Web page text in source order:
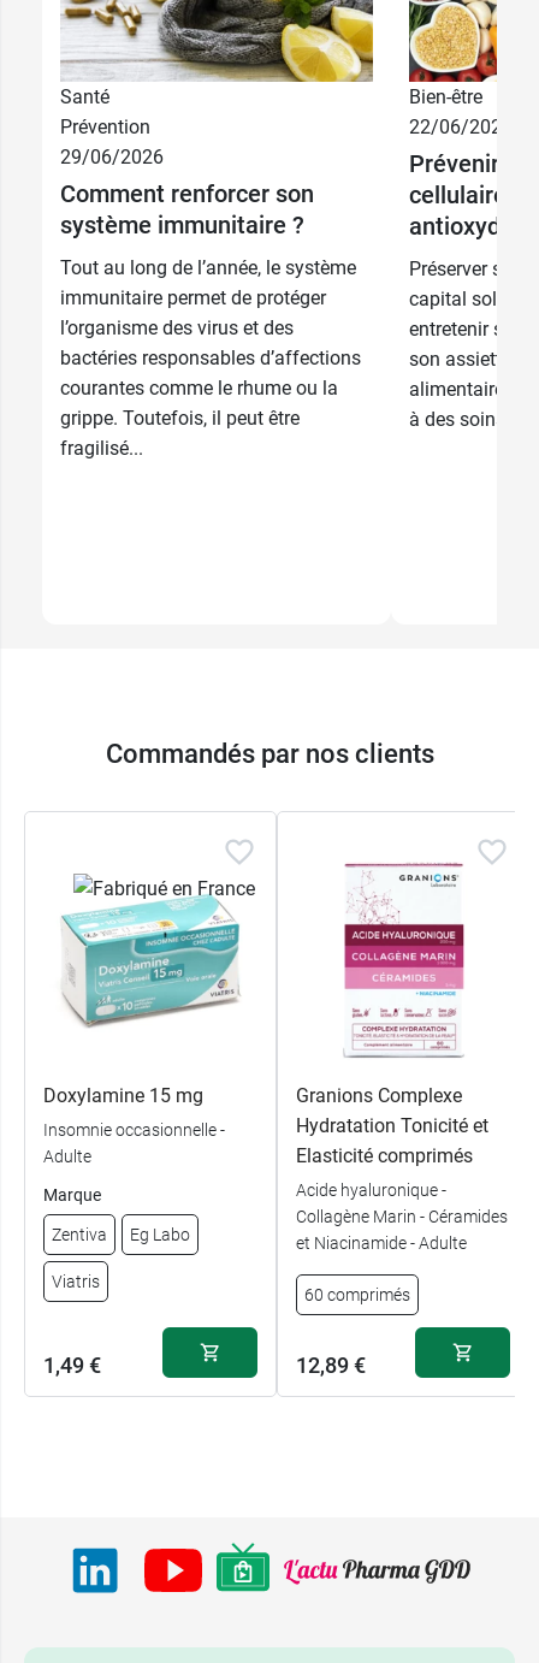
10,99 €
2 x 30 gélules 21,99 €
Santé
Prévention
29/06/2026
Comment renforcer son
système immunitaire ?
Tout au long de l’année, le système
immunitaire permet de protéger
l’organisme des virus et des
bactéries responsables d’affections
courantes comme le rhume ou la
grippe. Toutefois, il peut être
fragilisé...
Bien-être
22/06/2026
Prévenir le
cellulaire
Préserver son
capital soleil
entretenir son
son assiette
alimentaires,
à des soins
Commandés par nos clients
Doxylamine 15 mg
Insomnie occasionnelle -
Adulte
Marque
Zentiva Eg Labo
Viatris
1,49 €
Granions Complexe
Hydratation Tonicité et
Elasticité comprimés
Acide hyaluronique -
Collagène Marin - Céramides
et Niacinamide - Adulte
60 comprimés
12,89 €